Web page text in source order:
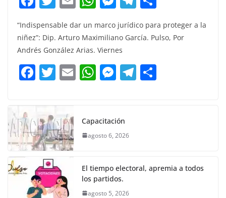
a
c
e
b
o
k
w
itt
er
m
ai
l
h
at
s
A
p
e
ss
e
n
g
el
e
a
m
m
“Indispensable dar un marco jurídico para proteger a la
niñez”: Dip. Arturo Maximiliano García. Pulso, Por
Andrés González Arias. Viernes
F
a
c
e
b
o
o
k
T
w
itt
er
E
m
W
h
s
A
p
M
e
e
n
er
T
el
Capacitación
agosto 6, 2026
El tiempo electoral, apremia a todos
los partidos.
agosto 5, 2026